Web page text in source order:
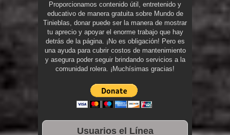
Proporcionamos contenido útil, entretenido y
educativo de manera gratuita sobre Mundo de
Tinieblas, donar puede ser la manera de mostrar
tu aprecio y apoyar el enorme trabajo que hay
detrás de la página. ¡No es obligación! Pero es
una ayuda para cubrir costos de mantenimiento
y asegura poder seguir brindando servicios a la
comunidad rolera. ¡Muchísimas gracias!
Usuarios el Línea